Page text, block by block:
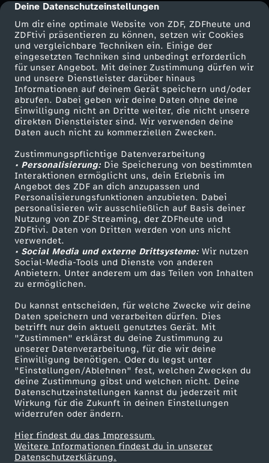
cmp-dialog-description
Deine Datenschutzeinstellungen
Um dir eine optimale Website von ZDF, ZDFheute und
ZDFtivi präsentieren zu können, setzen wir Cookies
und vergleichbare Techniken ein. Einige der
eingesetzten Techniken sind unbedingt erforderlich
für unser Angebot. Mit deiner Zustimmung dürfen wir
und unsere Dienstleister darüber hinaus
Informationen auf deinem Gerät speichern und/oder
abrufen. Dabei geben wir deine Daten ohne deine
Einwilligung nicht an Dritte weiter, die nicht unsere
direkten Dienstleister sind. Wir verwenden deine
Daten auch nicht zu kommerziellen Zwecken.
Zustimmungspflichtige Datenverarbeitung
• Personalisierung:Die Speicherung von bestimmten
Interaktionen ermöglicht uns, dein Erlebnis im
Angebot des ZDF an dich anzupassen und
Personalisierungsfunktionen anzubieten. Dabei
personalisieren wir ausschließlich auf Basis deiner
Nutzung von ZDF Streaming, der ZDFheute und
ZDFtivi. Daten von Dritten werden von uns nicht
verwendet.
• Social Media und externe Drittsysteme:Wir nutzen
Social-Media-Tools und Dienste von anderen
Anbietern. Unter anderem um das Teilen von Inhalten
zu ermöglichen.
Du kannst entscheiden, für welche Zwecke wir deine
Daten speichern und verarbeiten dürfen. Dies
betrifft nur dein aktuell genutztes Gerät. Mit
"Zustimmen" erklärst du deine Zustimmung zu
unserer Datenverarbeitung, für die wir deine
Einwilligung benötigen. Oder du legst unter
"Einstellungen/Ablehnen" fest, welchen Zwecken du
deine Zustimmung gibst und welchen nicht. Deine
Datenschutzeinstellungen kannst du jederzeit mit
Wirkung für die Zukunft in deinen Einstellungen
widerrufen oder ändern.
Hier findest du das Impressum.
Weitere Informationen findest du in unserer
Datenschutzerklärung.
Mehr ZDF
ZDF-Apps
Smart TV
ZDFtext
Livestreams
Sendungen A-Z
TV-Programm
Service
ZDFmitreden
Kontakt zum ZDF
Tickets
Zuschauerservice
Hilfe
ZDF Unternehmen
Karriere
ZDF goes Schule
Werbefernsehen
Mainzelmännchen
Partner